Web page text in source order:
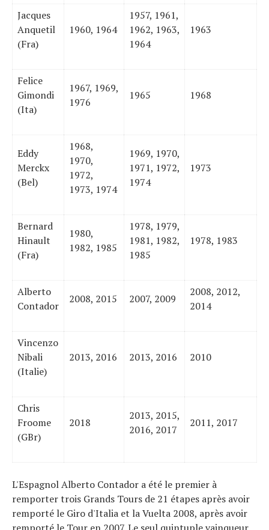
Jacques
Anquetil
(Fra)
1960, 1964
1957, 1961,
1962, 1963,
1964
1963
Felice
Gimondi
(Ita)
1967, 1969,
1976
1965 1968
Eddy
Merckx
(Bel)
1968,
1970,
1972,
1973, 1974
1969, 1970,
1971, 1972,
1974
1973
Bernard
Hinault
(Fra)
1980,
1982, 1985
1978, 1979,
1981, 1982,
1985
1978, 1983
Alberto
Contador
2008, 2015 2007, 2009
2008, 2012,
2014
Vincenzo
Nibali
(Italie)
2013, 2016 2013, 2016 2010
Chris
Froome
(GBr)
2018
2013, 2015,
2016, 2017
2011, 2017
L'Espagnol Alberto Contador a été le premier à
remporter trois Grands Tours de 21 étapes après avoir
remporté le Giro d'Italia et la Vuelta 2008, après avoir